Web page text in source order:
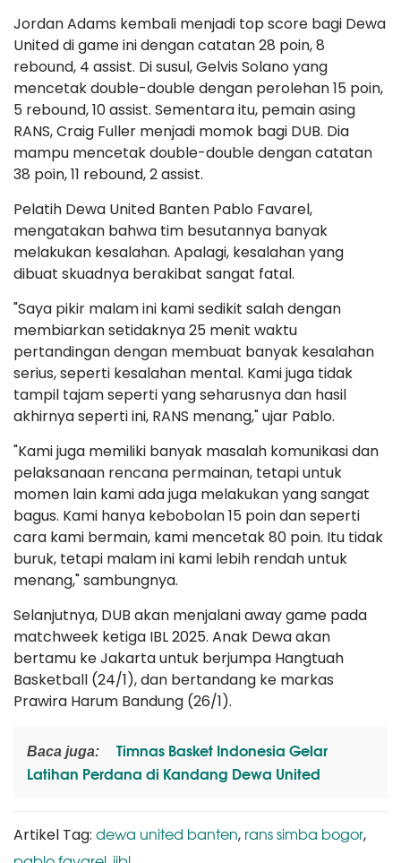
Jordan Adams kembali menjadi top score bagi Dewa
United di game ini dengan catatan 28 poin, 8
rebound, 4 assist. Di susul, Gelvis Solano yang
mencetak double-double dengan perolehan 15 poin,
5 rebound, 10 assist. Sementara itu, pemain asing
RANS, Craig Fuller menjadi momok bagi DUB. Dia
mampu mencetak double-double dengan catatan
38 poin, 11 rebound, 2 assist.
Pelatih Dewa United Banten Pablo Favarel,
mengatakan bahwa tim besutannya banyak
melakukan kesalahan. Apalagi, kesalahan yang
dibuat skuadnya berakibat sangat fatal.
"Saya pikir malam ini kami sedikit salah dengan
membiarkan setidaknya 25 menit waktu
pertandingan dengan membuat banyak kesalahan
serius, seperti kesalahan mental. Kami juga tidak
tampil tajam seperti yang seharusnya dan hasil
akhirnya seperti ini, RANS menang," ujar Pablo.
"Kami juga memiliki banyak masalah komunikasi dan
pelaksanaan rencana permainan, tetapi untuk
momen lain kami ada juga melakukan yang sangat
bagus. Kami hanya kebobolan 15 poin dan seperti
cara kami bermain, kami mencetak 80 poin. Itu tidak
buruk, tetapi malam ini kami lebih rendah untuk
menang," sambungnya.
Selanjutnya, DUB akan menjalani away game pada
matchweek ketiga IBL 2025. Anak Dewa akan
bertamu ke Jakarta untuk berjumpa Hangtuah
Basketball (24/1), dan bertandang ke markas
Prawira Harum Bandung (26/1).
Baca juga:
Timnas Basket Indonesia Gelar
Latihan Perdana di Kandang Dewa United
Artikel Tag: dewa united banten, rans simba bogor,